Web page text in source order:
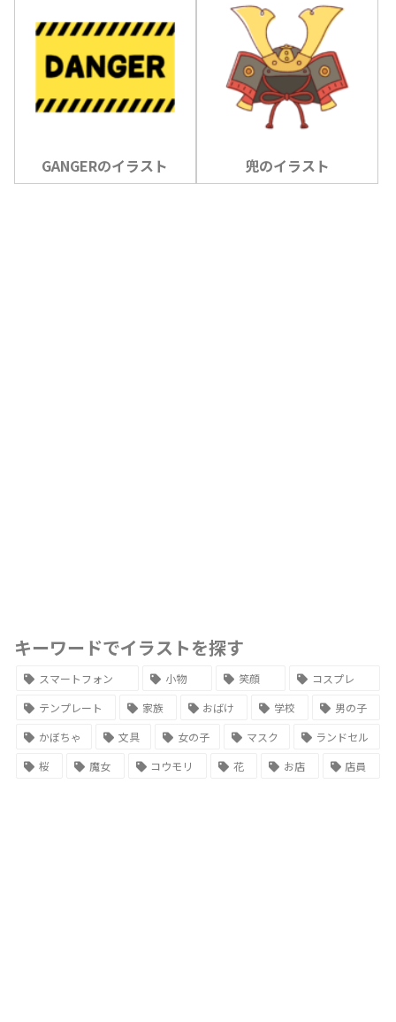
GANGERのイラスト 兜のイラスト
キーワードでイラストを探す
スマートフォン 小物 笑顔
コスプレ
テンプレート
家族 おばけ 学校
男の子
かぼちゃ
文具 女の子 マスク
ランドセル
桜
魔女 コウモリ 花 お店 店員